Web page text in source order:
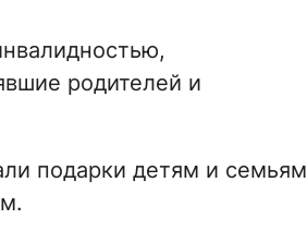
родителей и
подарки детям и семьям